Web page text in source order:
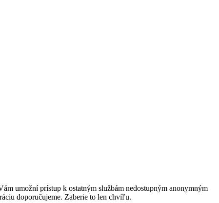
umožní prístup k ostatným službám nedostupným anonymným
doporučujeme. Zaberie to len chvíľu.